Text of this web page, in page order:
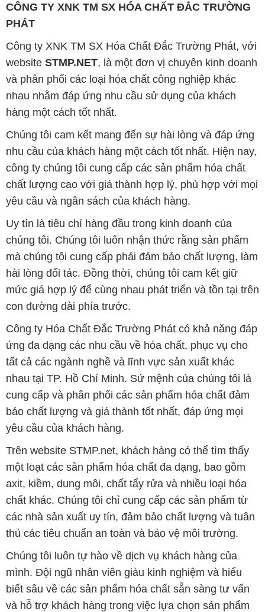
và phân phối các loại hóa chất công nghiệp khác
nhau nhằm đáp ứng nhu cầu sử dụng của khách
hàng một cách tốt nhất.
Chúng tôi cam kết mang đến sự hài lòng và đáp ứng
nhu cầu của khách hàng một cách tốt nhất. Hiện nay,
công ty chúng tôi cung cấp các sản phẩm hóa chất
chất lượng cao với giá thành hợp lý, phù hợp với mọi
yêu cầu và ngân sách của khách hàng.
Uy tín là tiêu chí hàng đầu trong kinh doanh của
chúng tôi. Chúng tôi luôn nhận thức rằng sản phẩm
mà chúng tôi cung cấp phải đảm bảo chất lượng, làm
hài lòng đối tác. Đồng thời, chúng tôi cam kết giữ
mức giá hợp lý để cùng nhau phát triển và tồn tại trên
con đường dài phía trước.
Công ty Hóa Chất Đắc Trường Phát có khả năng đáp
ứng đa dạng các nhu cầu về hóa chất, phục vụ cho
tất cả các ngành nghề và lĩnh vực sản xuất khác
nhau tại TP. Hồ Chí Minh. Sứ mệnh của chúng tôi là
cung cấp và phân phối các sản phẩm hóa chất đảm
bảo chất lượng và giá thành tốt nhất, đáp ứng mọi
yêu cầu của khách hàng.
Trên website STMP.net, khách hàng có thể tìm thấy
một loạt các sản phẩm hóa chất đa dạng, bao gồm
axit, kiềm, dung môi, chất tẩy rửa và nhiều loại hóa
chất khác. Chúng tôi chỉ cung cấp các sản phẩm từ
các nhà sản xuất uy tín, đảm bảo chất lượng và tuân
thủ các tiêu chuẩn an toàn và bảo vệ môi trường.
Chúng tôi luôn tự hào về dịch vụ khách hàng của
mình. Đội ngũ nhân viên giàu kinh nghiệm và hiểu
biết sâu về các sản phẩm hóa chất sẵn sàng tư vấn
và hỗ trợ khách hàng trong việc lựa chọn sản phẩm
phù hợp với nhu cầu của Quý khách.
Bản quyền © 2016 stmp.net